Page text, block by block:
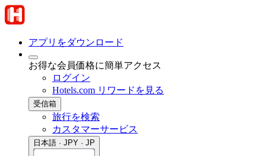
アプリをダウンロード
お得な会員価格に簡単アクセス
ログイン
Hotels.com リワードを見る
受信箱
旅行を検索
カスタマーサービス
日本語 · JPY · JP